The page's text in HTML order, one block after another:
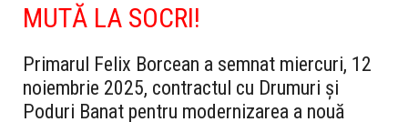
MUTĂ LA SOCRI!
Primarul Felix Borcean a semnat miercuri, 12
noiembrie 2025, contractul cu Drumuri și
Poduri Banat pentru modernizarea a nouă